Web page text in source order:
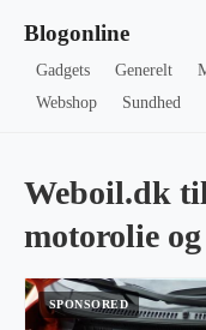
Blogonline
Gadgets Generelt
Webshop
Sundhed
Weboil.dk
motorolie